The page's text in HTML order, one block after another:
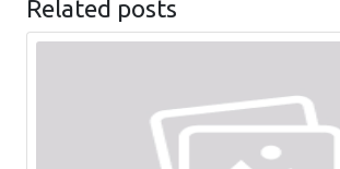
Related posts